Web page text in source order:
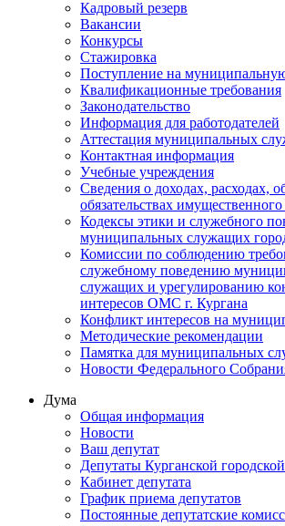
Кадровый резерв
Вакансии
Конкурсы
Стажировка
Поступление на
Квалификационные требования
Законодательство
Информация для работодателей
Аттестация муниципальных
Контактная информация
Учебные учреждения
Сведения о доходах, расходах,
обязательствах имущественного
Кодексы этики и служебного
муниципальных служащих
Комиссии по соблюдению
служебному поведению
служащих и урегулированию
интересов ОМС г. Кургана
Конфликт интересов на
Методические рекомендации
Памятка для муниципальных
Новости Федерального
Дума
Общая информация
Новости
Ваш депутат
Депутаты Курганской
Кабинет депутата
График приема депутатов
Постоянные депутатские